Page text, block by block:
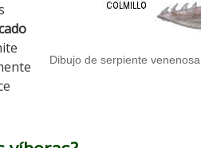
Dibujo de serpiente